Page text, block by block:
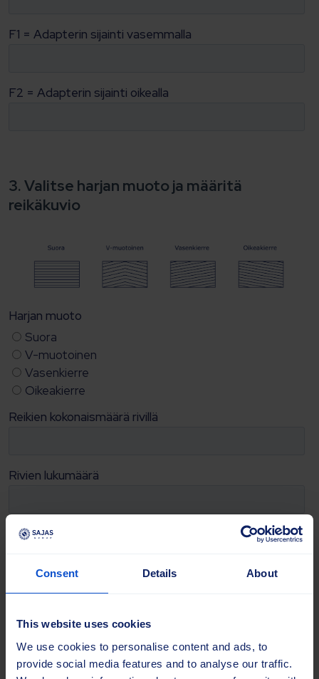
Consent Details About
This website uses cookies
We use cookies to personalise content and ads, to
provide social media features and to analyse our traffic.